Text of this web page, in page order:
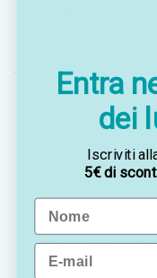
Sei indeciso?
Entra
dei
Iscriviti
5€ di
Name
Email